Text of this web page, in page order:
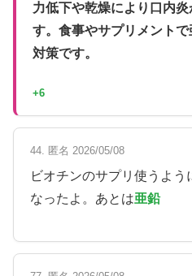
力低下や乾燥により口内
す。食事やサプリメント
対策です。
+6
44. 匿名 2026/05/08
ビオチンのサプリ使うよう
なったよ。あとは亜鉛